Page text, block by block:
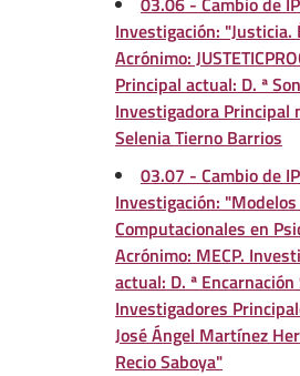
Investigación: "Justicia.
Acrónimo:
Principal actual: D. ª
Investigadora Principal
Selenia Tierno Barrios
03.07 - Cambio de
Investigación:
Computacionales en
Acrónimo: MECP.
actual: D. ª
Investigadores
José Ángel Martínez
Recio Saboya"